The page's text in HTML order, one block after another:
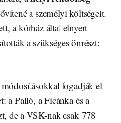
a személyi költségeit.
a kórház által elnyert
a szükséges önrészt:
fogadják el
a Palló, a Ficánka és a
de a VSK-nak csak 778